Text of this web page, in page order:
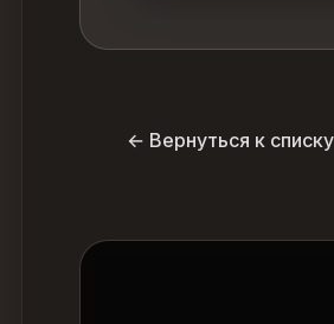
← Вернуться к